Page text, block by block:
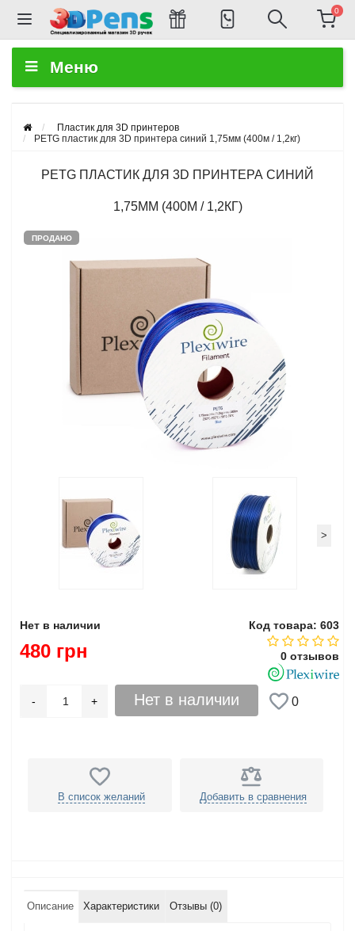
0
Меню
Пластик для 3D принтеров
PETG пластик для 3D принтера синий 1,75мм (400м / 1,2кг)
PETG ПЛАСТИК ДЛЯ 3D ПРИНТЕРА СИНИЙ
1,75ММ (400М / 1,2КГ)
ПРОДАНО
>
Нет в наличии Код товара: 603
0 отзывов
480 грн
+
- Нет в наличии 0
В список желаний Добавить в сравнения
Описание Характеристики Отзывы (0)